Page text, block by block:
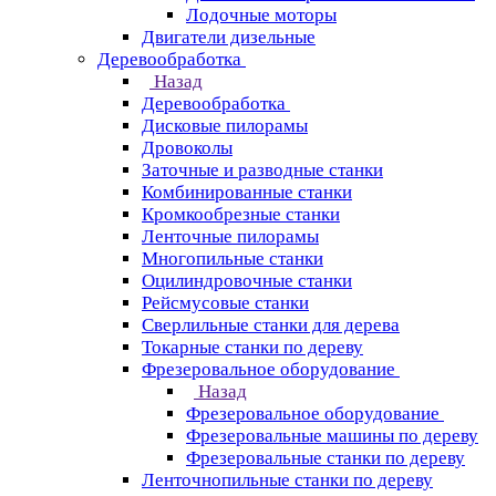
Лодочные моторы
Двигатели дизельные
Деревообработка
Назад
Деревообработка
Дисковые пилорамы
Дровоколы
Заточные и разводные станки
Комбинированные станки
Кромкообрезные станки
Ленточные пилорамы
Многопильные станки
Оцилиндровочные станки
Рейсмусовые станки
Сверлильные станки для дерева
Токарные станки по дереву
Фрезеровальное оборудование
Назад
Фрезеровальное оборудование
Фрезеровальные машины по дереву
Фрезеровальные станки по дереву
Ленточнопильные станки по дереву